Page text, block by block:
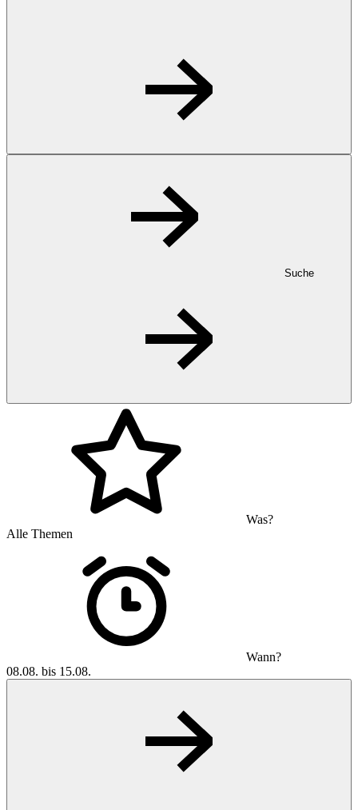
Suche
Was?
Alle Themen
Wann?
08.08. bis 15.08.